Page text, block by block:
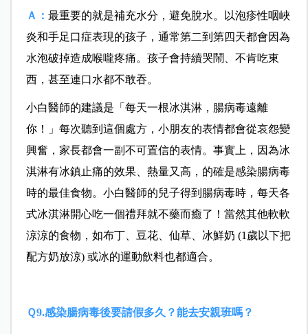
Ａ： 最重要的就是補充水分，避免脫水。
以泡疹性咽峽
炎和手足口症表現的孩子，通常第二到第四天都會因為
水泡破掉造成喉嚨疼痛。孩子會持續哭鬧、不肯吃東
西，甚至連口水都不敢吞。
小白醫師的建議是「每天一根冰淇淋，腸病毒遠離
你！」 每次聽到這個處方，小朋友的表情都會從哀怨變
興奮，家長都會一副不可置信的表情。 事實上，因為冰
淇淋有冰鎮止痛的效果、熱量又高，的確是感染腸病毒
時的最佳食物。小白醫師的兒子得到腸病毒時，每天各
式冰淇淋開心吃一個禮拜就不藥而癒了！ 當然其他軟軟
涼涼的食物，如布丁、豆花、仙草、冰鮮奶 (1歲以下把
配方奶放涼) 或冰的運動飲料也都適合。
Ｑ9.感染腸病毒後要請假多久？能去安親班嗎？